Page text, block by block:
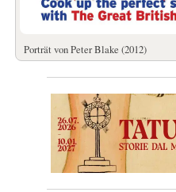
Porträt von Peter Blake (2012)